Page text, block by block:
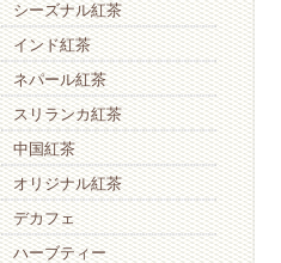
シーズナル紅茶
インド紅茶
ネパール紅茶
スリランカ紅茶
中国紅茶
オリジナル紅茶
デカフェ
ハーブティー